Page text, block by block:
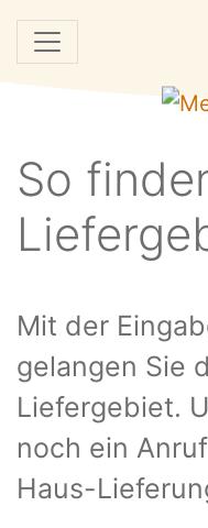
So
Mit der
gelangen Sie
Liefergebiet.
noch ein
Haus-